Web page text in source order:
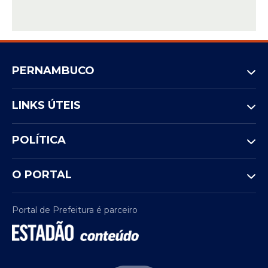
PERNAMBUCO
LINKS ÚTEIS
POLÍTICA
O PORTAL
Portal de Prefeitura é parceiro